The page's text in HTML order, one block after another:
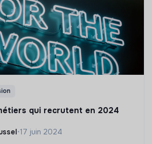
qui recrutent en 2024
•17 juin 2024